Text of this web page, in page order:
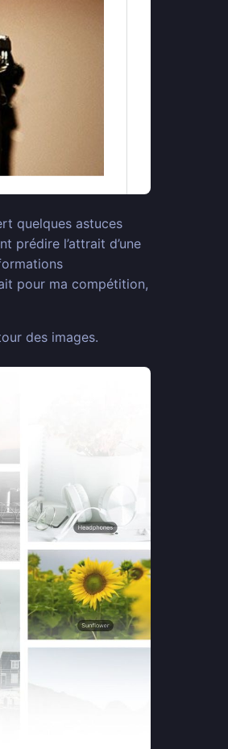
quelques astuces
prédire l’attrait d’une
pour ma compétition,
des images.